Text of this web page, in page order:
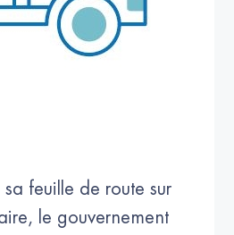
feuille de route sur
le gouvernement